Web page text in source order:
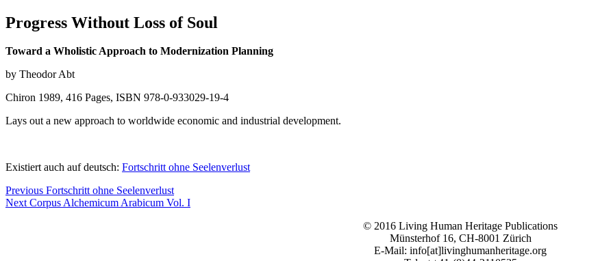
Progress Without Loss of Soul
Toward a Wholistic Approach to Modernization Planning
by Theodor Abt
Chiron 1989, 416 Pages, ISBN 978-0-933029-19-4
Lays out a new approach to worldwide economic and industrial development.
Existiert auch auf deutsch: Fortschritt ohne Seelenverlust
Post
navigation
Previous Previous
post:
Fortschritt ohne Seelenverlust
Next Next
Corpus Alchemicum Arabicum Vol. I
© 2016 Living Human Heritage Publications
Münsterhof 16, CH-8001 Zürich
E-Mail: info[at]livinghumanheritage.org